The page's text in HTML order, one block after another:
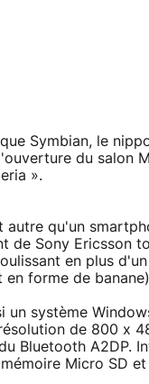
Symbian, le
du salon
».
qu'un
de Sony Ericsson
en plus
en forme de
un système
de 800 x
Bluetooth A2DP.
Micro SD